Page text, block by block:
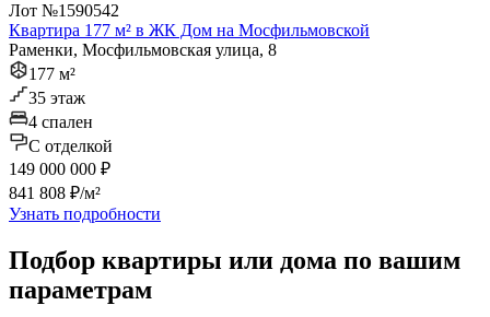
Лот №1590542
Квартира 177 м² в ЖК Дом на Мосфильмовской
Раменки, Мосфильмовская улица, 8
177 м²
35 этаж
4 спален
C отделкой
149 000 000 ₽
841 808 ₽/м²
Узнать подробности
Подбор квартиры или дома по вашим
параметрам